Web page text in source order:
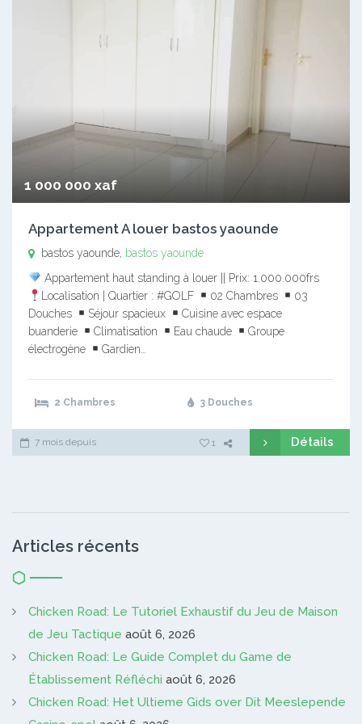
1 000 000 xaf
Appartement A louer bastos yaounde
bastos yaounde, bastos yaounde
Appartement haut standing à louer || Prix: 1.000.000frs
Localisation | Quartier : #GOLF
02 Chambres
03
Douches
Séjour spacieux
Cuisine avec espace
buanderie
Climatisation Eau chaude
Groupe
électrogène
Gardien…
2 Chambres 3 Douches
7 mois depuis 1 Détails
Articles récents
Chicken Road: Le Tutoriel Exhaustif du Jeu de Maison
de Jeu Tactique août 6, 2026
Chicken Road: Le Guide Complet du Game de
Établissement Réfléchi août 6, 2026
Chicken Road: Het Ultieme Gids over Dit Meeslepende